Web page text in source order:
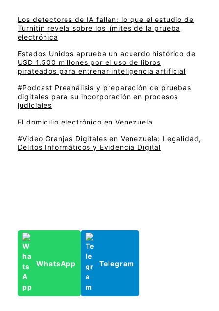
Los detectores de IA fallan: lo que el estudio de
Turnitin revela sobre los límites de la prueba
electrónica
Estados Unidos aprueba un acuerdo histórico de
USD 1.500 millones por el uso de libros
pirateados para entrenar inteligencia artificial
#Podcast Preanálisis y preparación de pruebas
digitales para su incorporación en procesos
judiciales
El domicilio electrónico en Venezuela
#Video Granjas Digitales en Venezuela: Legalidad,
Delitos Informáticos y Evidencia Digital
WhatsApp Telegram